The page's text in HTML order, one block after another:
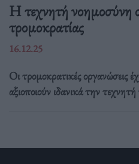
Η τεχνητή νοημοσύνη
τρομοκρατίας
16.12.25
Οι τρομοκρατικές οργανώσεις
αξιοποιούν ιδανικά την